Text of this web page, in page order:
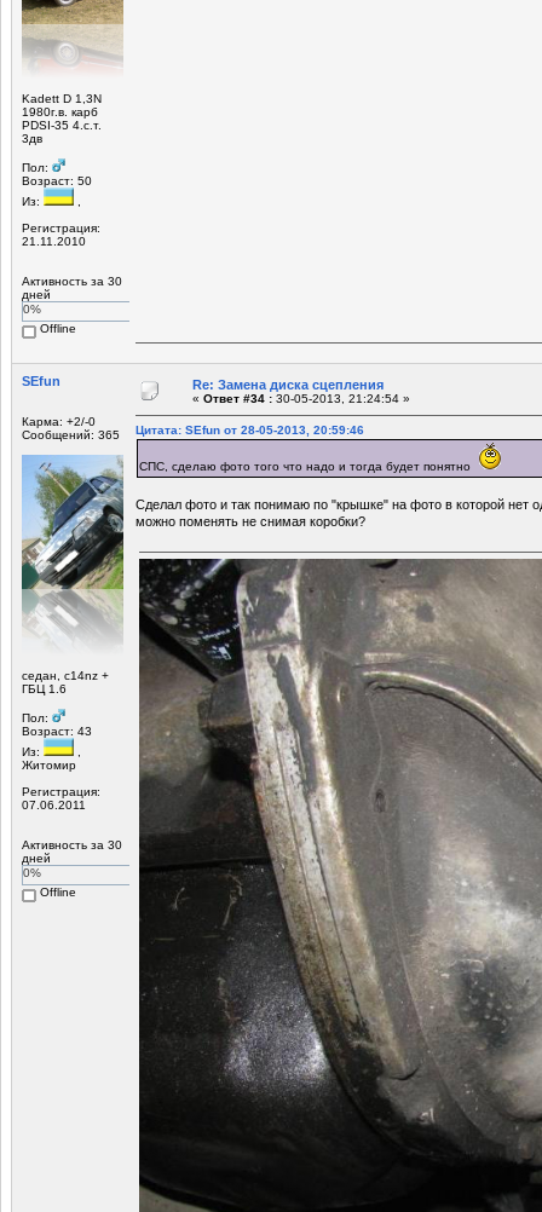
Kadett D 1,3N
1980г.в. карб
PDSI-35 4.с.т.
3дв
Пол:
Возраст: 50
Из:
Регистрация:
21.11.2010
Активность за 30
дней
0%
Offline
SEfun
Карма: +2/-0
Сообщений: 365
седан, c14nz +
ГБЦ 1.6
Пол:
Возраст: 43
Из:
Житомир
Регистрация:
07.06.2011
Активность за 30
дней
0%
Offline
Re: Замена диска сцепления
« Ответ #34 : 30-05-2013, 21:24:54 »
Цитата: SEfun от 28-05-2013, 20:59:46
СПС, сделаю фото того что надо и тогда будет понятно
Сделал фото и так понимаю по "крышке" на фото в которой нет
можно поменять не снимая коробки?